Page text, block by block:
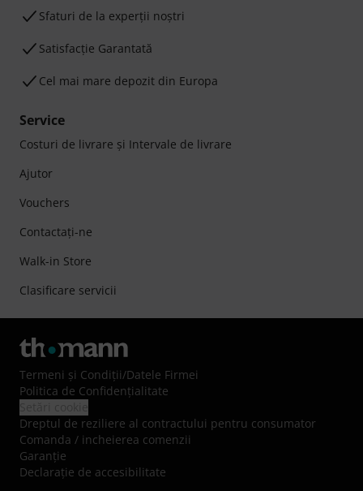
Sfaturi de la experții noștri
Satisfacție Garantată
Cel mai mare depozit din Europa
Service
Costuri de livrare şi Intervale de livrare
Ajutor
Vouchers
Contactaţi-ne
Walk-in Store
Clasificare servicii
Termeni şi Condiţii/Datele Firmei
Politica de Confidenţialitate
Dreptul de reziliere al contractului pentru consumator
Comanda / incheierea comenzii
Garanție
Declarație de accesibilitate